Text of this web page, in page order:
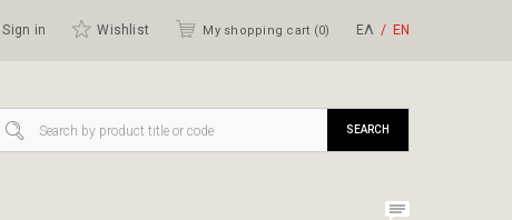
Sign in Wishlist My shopping cart (0) ΕΛ ΕΝ
SEARCH